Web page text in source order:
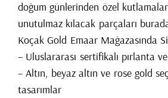
doğum günlerinden özel
unutulmaz kılacak parçaları
Koçak Gold Emaar Mağazasında
– Uluslararası sertifikalı pırlanta
– Altın, beyaz altın ve rose gold
tasarımlar